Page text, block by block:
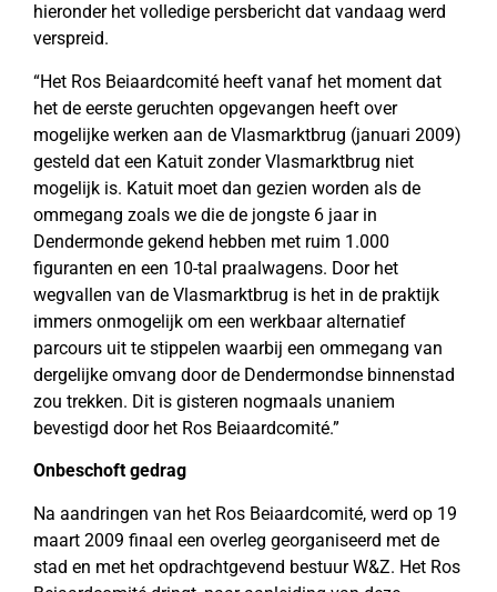
hieronder het volledige persbericht dat vandaag werd
verspreid.
“Het Ros Beiaardcomité heeft vanaf het moment dat
het de eerste geruchten opgevangen heeft over
mogelijke werken aan de Vlasmarktbrug (januari 2009)
gesteld dat een Katuit zonder Vlasmarktbrug niet
mogelijk is. Katuit moet dan gezien worden als de
ommegang zoals we die de jongste 6 jaar in
Dendermonde gekend hebben met ruim 1.000
figuranten en een 10-tal praalwagens. Door het
wegvallen van de Vlasmarktbrug is het in de praktijk
immers onmogelijk om een werkbaar alternatief
parcours uit te stippelen waarbij een ommegang van
dergelijke omvang door de Dendermondse binnenstad
zou trekken. Dit is gisteren nogmaals unaniem
bevestigd door het Ros Beiaardcomité.”
Onbeschoft gedrag
Na aandringen van het Ros Beiaardcomité, werd op 19
maart 2009 finaal een overleg georganiseerd met de
stad en met het opdrachtgevend bestuur W&Z. Het Ros